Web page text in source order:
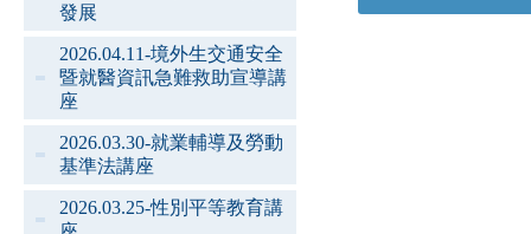
發展
2026.04.11-境外生交通安全
暨就醫資訊急難救助宣導講
座
2026.03.30-就業輔導及勞動
基準法講座
2026.03.25-性別平等教育講